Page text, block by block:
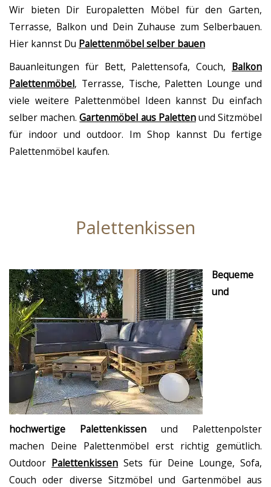
Wir bieten Dir Europaletten Möbel für den Garten,
Terrasse, Balkon und Dein Zuhause zum Selberbauen.
Hier kannst Du Palettenmöbel selber bauen
Bauanleitungen für Bett, Palettensofa, Couch, Balkon
Palettenmöbel, Terrasse, Tische, Paletten Lounge und
viele weitere Palettenmöbel Ideen kannst Du einfach
selber machen.Gartenmöbel aus Palettenund Sitzmöbel
für indoor und outdoor. Im Shop kannst Du fertige
Palettenmöbel kaufen.
Palettenkissen
Bequeme
und
hochwertige Palettenkissen und Palettenpolster
machen Deine Palettenmöbel erst richtig gemütlich.
Outdoor Palettenkissen Sets für Deine Lounge, Sofa,
Couch oder diverse Sitzmöbel und Gartenmöbel aus